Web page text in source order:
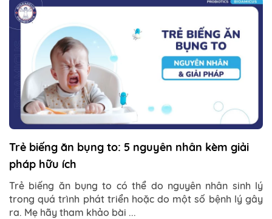
Trẻ biếng ăn bụng to: 5 nguyên nhân kèm giải
pháp hữu ích
Trẻ biếng ăn bụng to có thể do nguyên nhân sinh lý
trong quá trình phát triển hoặc do một số bệnh lý gây
ra. Mẹ hãy tham khảo bài ...